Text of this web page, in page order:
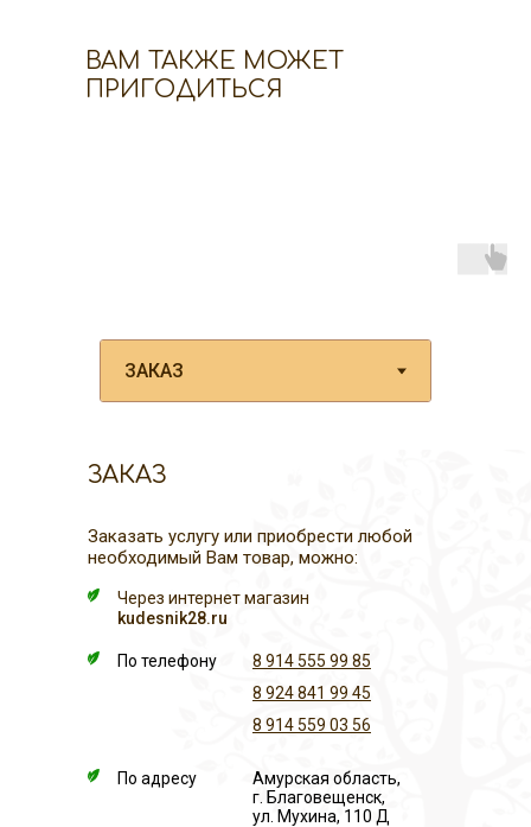
ВАМ ТАКЖЕ МОЖЕТ
ПРИГОДИТЬСЯ
ЗАКАЗ
Амурская область,
г. Благовещенск,
ул. Мухина, 110 Д
8 914 555 99 85
8 924 841 99 45
По телефону
По адресу
8 914 559 03 56
Через интернет магазин
kudesnik28.ru
Заказать услугу или приобрести любой
необходимый Вам товар, можно: